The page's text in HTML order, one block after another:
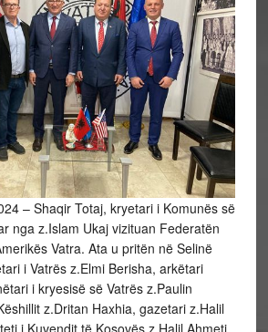
– Shaqir Totaj, kryetari i Komunës së
nga z.Islam Ukaj vizituan Federatën
Vatra. Ata u pritën në Selinë
i Vatrës z.Elmi Berisha, arkëtari
i kryesisë së Vatrës z.Paulin
z.Dritan Haxhia, gazetari z.Halil